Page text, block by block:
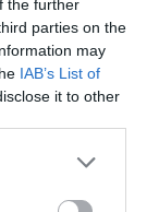
the further
parties on the
may
IAB’s List of
it to other
desde
del
sido
de la
y